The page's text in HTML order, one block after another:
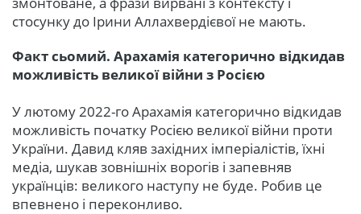
стосунку до Ірини Аллахвердієвої не мають.
Факт сьомий. Арахамія категорично відкидав
можливість великої війни з Росією
У лютому 2022-го Арахамія категорично відкидав
можливість початку Росією великої війни проти
України. Давид кляв західних імперіалістів, їхні
медіа, шукав зовнішніх ворогів і запевняв
українців: великого наступу не буде. Робив це
впевнено і переконливо.